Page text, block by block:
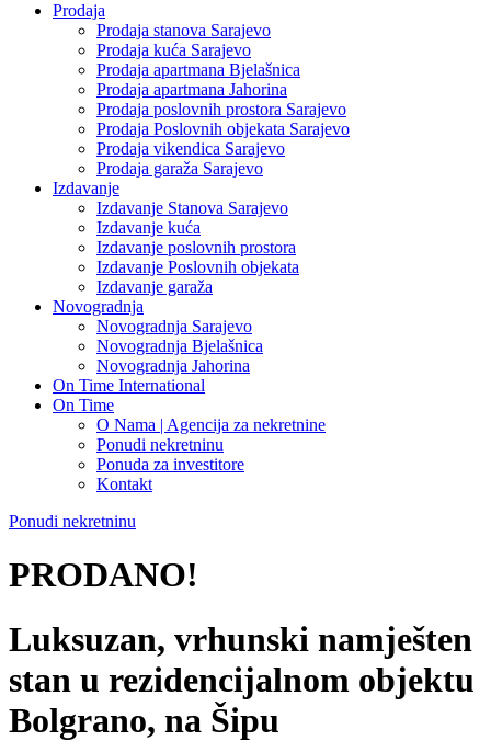
Prodaja
Prodaja stanova Sarajevo
Prodaja kuća Sarajevo
Prodaja apartmana Bjelašnica
Prodaja apartmana Jahorina
Prodaja poslovnih prostora Sarajevo
Prodaja Poslovnih objekata Sarajevo
Prodaja vikendica Sarajevo
Prodaja garaža Sarajevo
Izdavanje
Izdavanje Stanova Sarajevo
Izdavanje kuća
Izdavanje poslovnih prostora
Izdavanje Poslovnih objekata
Izdavanje garaža
Novogradnja
Novogradnja Sarajevo
Novogradnja Bjelašnica
Novogradnja Jahorina
On Time International
On Time
O Nama | Agencija za nekretnine
Ponudi nekretninu
Ponuda za investitore
Kontakt
Ponudi nekretninu
PRODANO!
Luksuzan, vrhunski namješten
stan u rezidencijalnom objektu
Bolgrano, na Šipu